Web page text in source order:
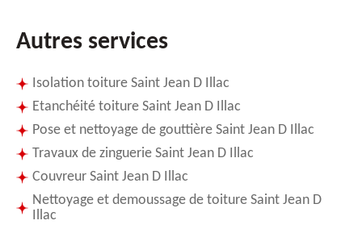
Autres services
Isolation toiture Saint Jean D Illac
Etanchéité toiture Saint Jean D Illac
Pose et nettoyage de gouttière Saint Jean D Illac
Travaux de zinguerie Saint Jean D Illac
Couvreur Saint Jean D Illac
Nettoyage et demoussage de toiture Saint Jean D
Illac